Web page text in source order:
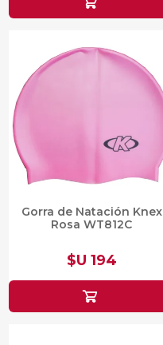
Gorra de Natación Knex
Rosa WT812C
$U 194